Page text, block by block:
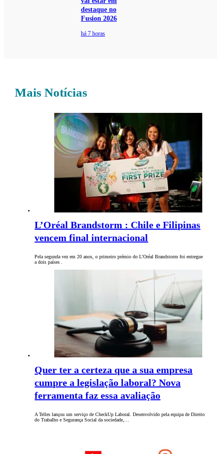
destaque no
Fusion 2026
há 7 horas
Mais Notícias
L’Oréal Brandstorm : Chile e Filipinas
vencem final internacional
Pela segunda vez em 20 anos, o primeiro prémio do L’Oréal Brandstorm foi entregue
a dois países .
Quer ter a certeza que a sua empresa
cumpre a legislação laboral? Nova
ferramenta faz essa avaliação
A Telles lançou um serviço de CheckUp Laboral. Desenvolvido pela equipa de Direito
do Trabalho e Segurança Social da sociedade,…